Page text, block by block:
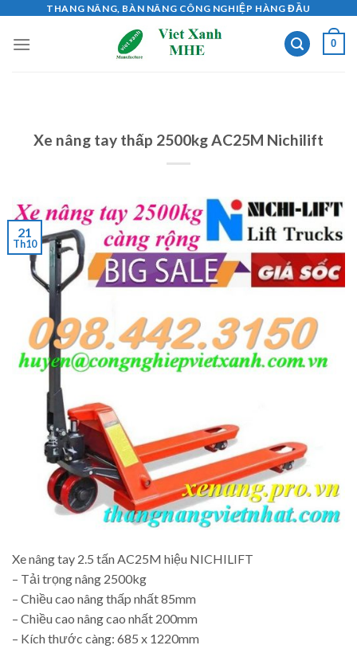
content
THANG NÂNG, BÀN NÂNG CÔNG NGHIỆP HÀNG ĐẦU
0
Xe nâng tay thấp 2500kg AC25M Nichilift
21
Th10
Xe nâng tay 2.5 tấn AC25M hiệu NICHILIFT
– Tải trọng nâng 2500kg
– Chiều cao nâng thấp nhất 85mm
– Chiều cao nâng cao nhất 200mm
– Kích thước càng: 685 x 1220mm